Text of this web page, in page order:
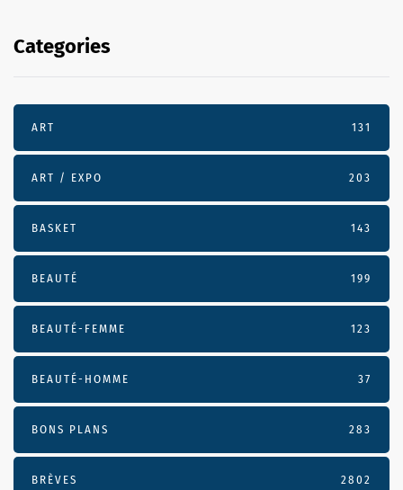
Categories
ART 131
ART / EXPO 203
BASKET 143
BEAUTÉ 199
BEAUTÉ-FEMME 123
BEAUTÉ-HOMME 37
BONS PLANS 283
BRÈVES 2802